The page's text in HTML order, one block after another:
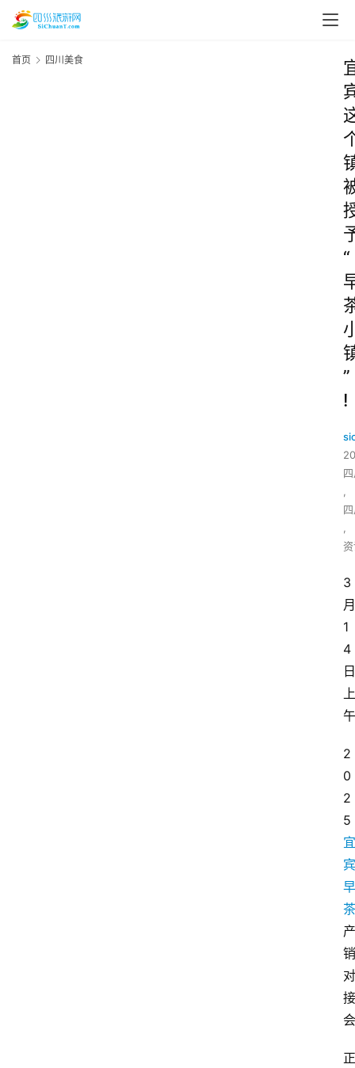
首页 四川美食
“
”
!
,
,
3
月
1
4
日
上
午
2
0
2
5
宜
宾
早
茶
产
销
对
接
会
正